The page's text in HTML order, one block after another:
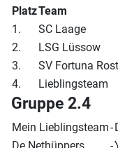
PlatzTeam
1.
SC Laage
2.
LSG Lüssow
3.
SV Fortuna
4.
Lieblingsteam
Gruppe 2.4
Mein Lieblingsteam-